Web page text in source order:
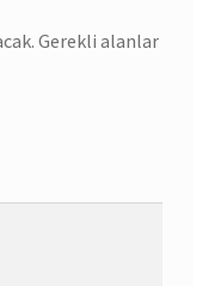
Gerekli alanlar